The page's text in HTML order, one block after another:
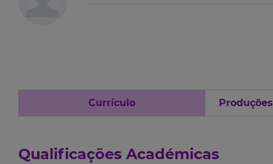
Currículo
Qualificações Académicas